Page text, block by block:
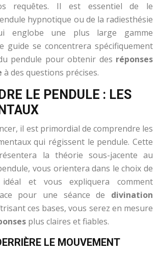
requêtes. Il est essentiel de le
hypnotique ou de la radiesthésie
englobe une plus large gamme
guide se concentrera spécifiquement
pendule pour obtenir des réponses
à des questions précises.
LE PENDULE : LES
il est primordial de comprendre les
qui régissent le pendule. Cette
la théorie sous-jacente au
vous orientera dans le choix de
et vous expliquera comment
pour une séance de divination
ces bases, vous serez en mesure
plus claires et fiables.
LE MOUVEMENT